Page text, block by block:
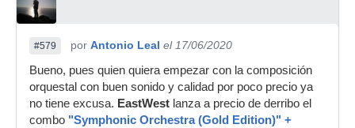
#579 por Antonio Leal el 17/06/2020
Bueno, pues quien quiera empezar con la composición
orquestal con buen sonido y calidad por poco precio ya
no tiene excusa. EastWest lanza a precio de derribo el
combo "Symphonic Orchestra (Gold Edition)" +